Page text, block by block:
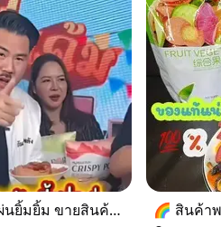
ผลิต oem หมูแผ่นยิ้มยิ้ม ขายสินค้าในแบลนด์คุณ